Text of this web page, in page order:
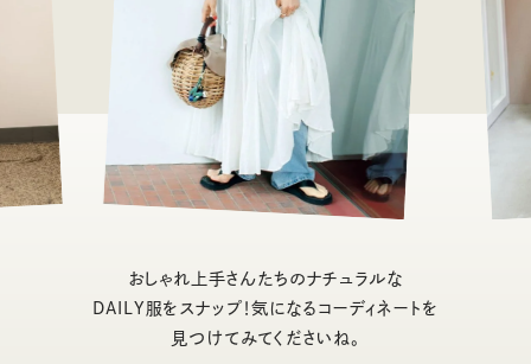
おしゃれ上手さんたちのナチュラルな
DAILY服をスナップ！気になるコーディネートを
見つけてみてくださいね。